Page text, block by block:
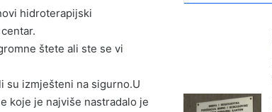
hidroterapijski
štete ali ste se vi
su izmješteni na sigurno.U
koje je najviše nastradalo je